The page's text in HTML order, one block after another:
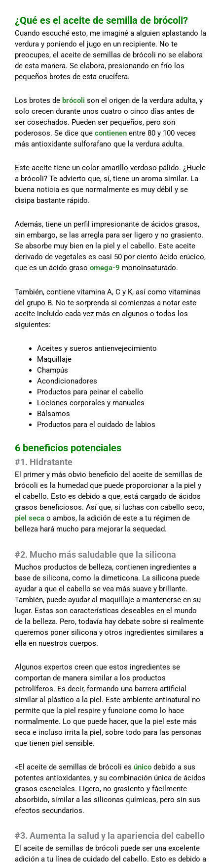
¿Qué es el aceite de semilla de brócoli?
Cuando escuché esto, me imaginé a alguien aplastando la
verdura y poniendo el jugo en un recipiente. No te
preocupes, el aceite de semillas de brócoli no se elabora
de esta manera. Se elabora, presionando en frío los
pequeños brotes de esta crucífera.
Los brotes de brócoli son el origen de la verdura adulta, y
solo crecen durante unos cuatro o cinco días antes de
ser cosechados. Pueden ser pequeños, pero son
poderosos. Se dice que contienen entre 80 y 100 veces
más antioxidante sulforafano que la verdura adulta.
Este aceite tiene un color amarillo verdoso pálido. ¿Huele
a brócoli? Te advierto que, sí, tiene un aroma similar. La
buena noticia es que normalmente es muy débil y se
disipa bastante rápido.
Además, tiene un perfil impresionante de ácidos grasos,
sin embargo, se las arregla para ser ligero y no grasiento.
Se absorbe muy bien en la piel y el cabello. Este aceite
derivado de vegetales es casi 50 por ciento ácido erúcico,
que es un ácido graso omega-9 monoinsaturado.
También, contiene vitamina A, C y K, así como vitaminas
del grupo B. No te sorprenda si comienzas a notar este
aceite incluido cada vez más en algunos o todos los
siguientes:
Aceites y sueros antienvejecimiento
Maquillaje
Champús
Acondicionadores
Productos para peinar el cabello
Lociones corporales y manuales
Bálsamos
Productos para el cuidado de labios
6 beneficios potenciales
#1. Hidratante
El primer y más obvio beneficio del aceite de semillas de
brócoli es la humedad que puede proporcionar a la piel y
el cabello. Esto es debido a que, está cargado de ácidos
grasos beneficiosos. Así que, si luchas con cabello seco,
piel seca o ambos, la adición de este a tu régimen de
belleza hará mucho para mejorar la sequedad.
#2. Mucho más saludable que la silicona
Muchos productos de belleza, contienen ingredientes a
base de silicona, como la dimeticona. La silicona puede
ayudar a que el cabello se vea más suave y brillante.
También, puede ayudar al maquillaje a mantenerse en su
lugar. Estas son características deseables en el mundo
de la belleza. Pero, todavía hay debate sobre si realmente
queremos poner silicona y otros ingredientes similares a
ella en nuestros cuerpos.
Algunos expertos creen que estos ingredientes se
comportan de manera similar a los productos
petrolíferos. Es decir, formando una barrera artificial
similar al plástico a la piel. Este ambiente antinatural no
permite que la piel respire y funcione como lo hace
normalmente. Lo que puede hacer, que la piel este más
seca e incluso irrita la piel, sobre todo para las personas
que tienen piel sensible.
«El aceite de semillas de brócoli es único debido a sus
potentes antioxidantes, y su combinación única de ácidos
grasos esenciales. Ligero, no grasiento y fácilmente
absorbido, similar a las siliconas químicas, pero sin sus
efectos secundarios.
#3. Aumenta la salud y la apariencia del cabello
El aceite de semillas de brócoli puede ser una excelente
adición a tu línea de cuidado del cabello. Esto es debido a